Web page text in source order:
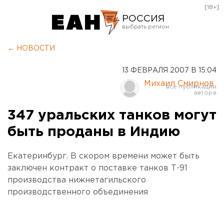
РОССИЯ
Курган
Оренбург
[18+]
← НОВОСТИ
13 ФЕВРАЛЯ 2007 В 15:04
Михаил Смирнов
347 уральских танков могут
быть проданы в Индию
Екатеринбург. В скором времени может быть
заключен контракт о поставке танков Т-91
производства нижнетагильского
производственного объединения